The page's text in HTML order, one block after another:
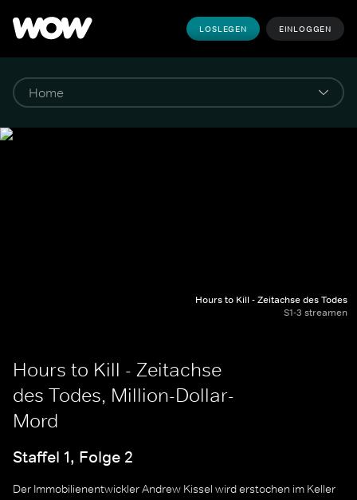
LOSLEGEN EINLOGGEN
Hours to Kill - Zeitachse des Todes
S1-3 streamen
Hours to Kill - Zeitachse
des Todes, Million-Dollar-
Mord
Staffel 1, Folge 2
Der Immobilienentwickler Andrew Kissel wird erstochen im Keller